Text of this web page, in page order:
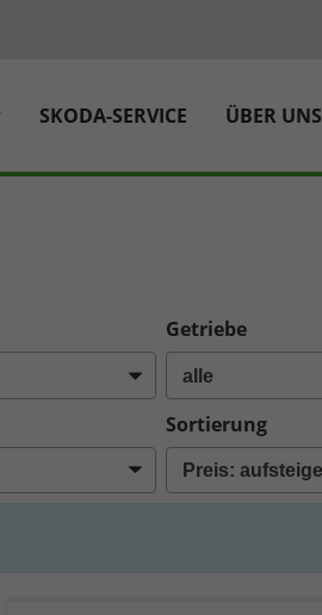
SKODA-SERVICE ÜBER UNS
Getriebe
Sortierung